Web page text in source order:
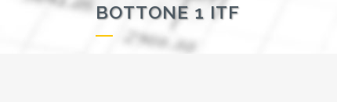
BOTTONE 1 ITF